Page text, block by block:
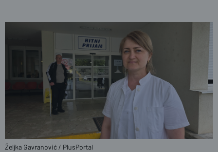
Željka Gavranović / PlusPortal